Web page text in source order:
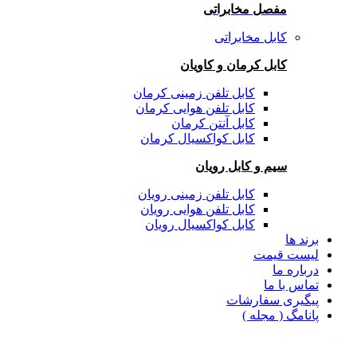
مفصل مخابراتی
کابل مخابراتی
کابل کرمان و کاویان
کابل تلفن زمینی کرمان
کابل تلفن هوایی کرمان
کابل آنتن کرمان
کابل کواکسیال کرمان
سیم و کابل رویان
کابل تلفن زمینی رویان
کابل تلفن هوایی رویان
کابل کواکسیال رویان
برند ها
لیست قیمت
درباره ما
تماس با ما
پیگیری سفارشات
پانامگ ( مجله )